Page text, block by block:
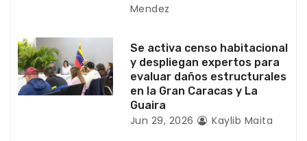
a
s
Mendez
Se activa censo habitacional
y despliegan expertos para
evaluar daños estructurales
en la Gran Caracas y La
Guaira
Jun 29, 2026 Kaylib Maita